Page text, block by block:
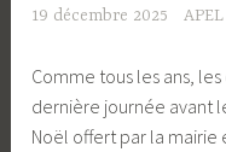
19 décembre 2025 APEL
Comme tous les ans,
dernière journée avant
Noël offert par la mairie